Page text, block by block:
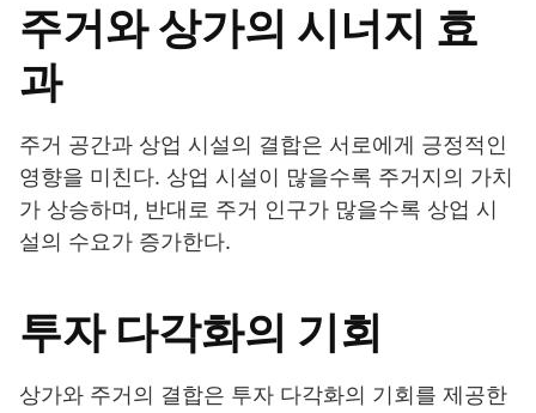
주거와 상가의 시너지 효
과
주거 공간과 상업 시설의 결합은 서로에게 긍정적인
영향을 미친다. 상업 시설이 많을수록 주거지의 가치
가 상승하며, 반대로 주거 인구가 많을수록 상업 시
설의 수요가 증가한다.
투자 다각화의 기회
상가와 주거의 결합은 투자 다각화의 기회를 제공한